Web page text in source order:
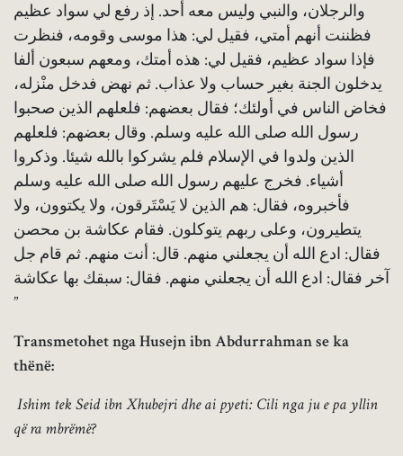
والرجلان، والنبي وليس معه أحد. إذ رفع لي سواد عظيم
فظننت أنهم أمتي، فقيل لي: هذا موسى وقومه، فنظرت
فإذا سواد عظيم، فقيل لي: هذه أمتك، ومعهم سبعون ألفا
يدخلون الجنة بغير حساب ولا عذاب. ثم نهض فدخل منْزله،
فخاض الناس في أولئك؛ فقال بعضهم: فلعلهم الذين صحبوا
رسول الله صلى الله عليه وسلم. وقال بعضهم: فلعلهم
الذين ولدوا في الإسلام فلم يشركوا بالله شيئا. وذكروا
أشياء. فخرج عليهم رسول الله صلى الله عليه وسلم
فأخبروه، فقال: هم الذين لا يَسْتَرقون، ولا يكتوون، ولا
يتطيرون، وعلى ربهم يتوكلون. فقام عكاشة بن محصن
فقال: ادع الله أن يجعلني منهم. قال: أنت منهم. ثم قام جل
آخر فقال: ادع الله أن يجعلني منهم. فقال: سبقك بها عكاشة
”
Transmetohet nga Husejn ibn Abdurrahman se ka
thënë:
Ishim tek Seid ibn Xhubejri dhe ai pyeti: Cili nga ju e pa yllin
që ra mbrëmë?